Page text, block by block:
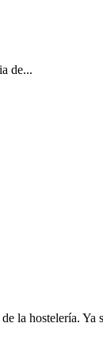
de...
la hostelería. Ya